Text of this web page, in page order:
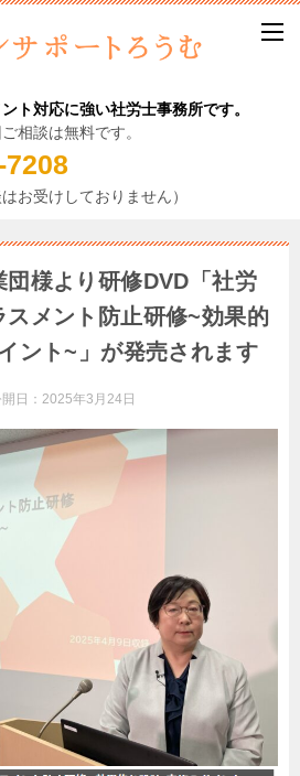
ト対応に強い社労士事務所です。
相談は無料です。
7208
お受けしておりません）
様より研修DVD「社労
メント防止研修~効果的
ント~」が発売されます
日： 2025年3月24日